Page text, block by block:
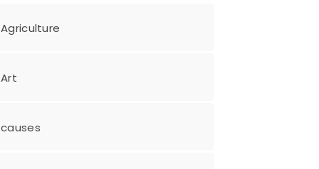
Agriculture
Art
causes